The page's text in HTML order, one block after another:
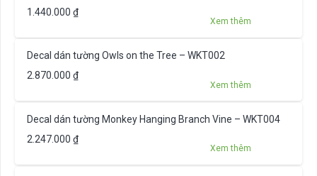
1.440.000 ₫
Xem thêm
Decal dán tường Owls on the Tree – WKT002
2.870.000 ₫
Xem thêm
Decal dán tường Monkey Hanging Branch Vine – WKT004
2.247.000 ₫
Xem thêm